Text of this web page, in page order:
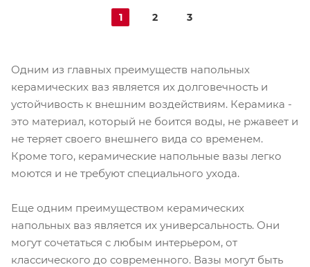
1 2 3
Одним из главных преимуществ напольных
керамических ваз является их долговечность и
устойчивость к внешним воздействиям. Керамика -
это материал, который не боится воды, не ржавеет и
не теряет своего внешнего вида со временем.
Кроме того, керамические напольные вазы легко
моются и не требуют специального ухода.
Еще одним преимуществом керамических
напольных ваз является их универсальность. Они
могут сочетаться с любым интерьером, от
классического до современного. Вазы могут быть